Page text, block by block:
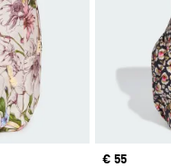
Prix
€ 55